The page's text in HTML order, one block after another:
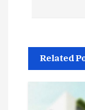
ц
Related